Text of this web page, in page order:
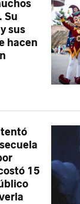
Su
sus
hacen
15